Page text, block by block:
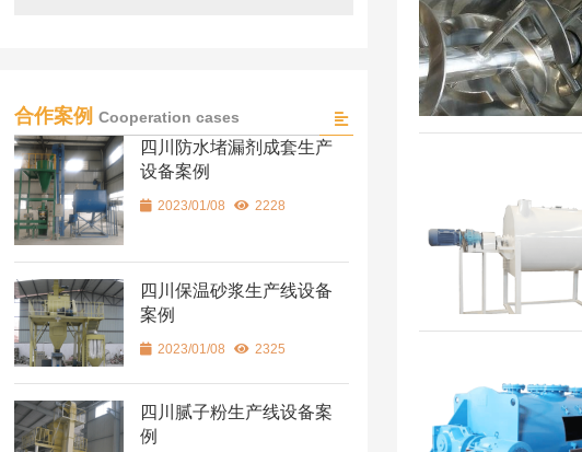
合作案例 Cooperation cases
四川防水堵漏剂成套生产
设备案例
2023/01/08 2228
四川保温砂浆生产线设备
案例
2023/01/08 2325
四川腻子粉生产线设备案
例